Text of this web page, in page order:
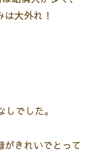
大外れ！
でした。
がきれいでとって